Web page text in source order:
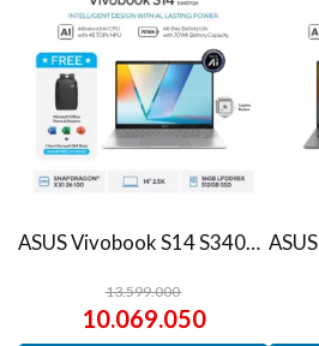
ASUS Vivobook S14 S3407QA – IPSP151M – Matte Gray
13.599.000
10.069.050